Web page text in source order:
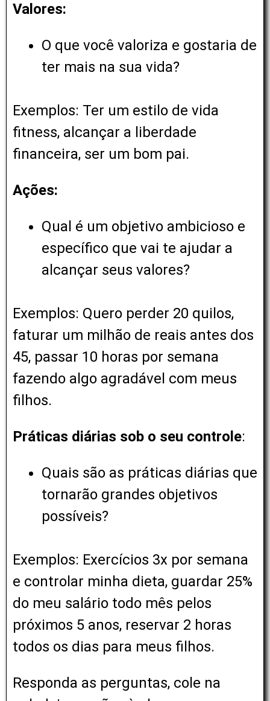
Valores:
O que você valoriza e gostaria de
ter mais na sua vida?
Exemplos: Ter um estilo de vida
fitness, alcançar a liberdade
financeira, ser um bom pai.
Ações:
Qual é um objetivo ambicioso e
específico que vai te ajudar a
alcançar seus valores?
Exemplos: Quero perder 20 quilos,
faturar um milhão de reais antes dos
45, passar 10 horas por semana
fazendo algo agradável com meus
filhos.
Práticas diárias sob o seu controle:
Quais são as práticas diárias que
tornarão grandes objetivos
possíveis?
Exemplos: Exercícios 3x por semana
e controlar minha dieta, guardar 25%
do meu salário todo mês pelos
próximos 5 anos, reservar 2 horas
todos os dias para meus filhos.
Responda as perguntas, cole na